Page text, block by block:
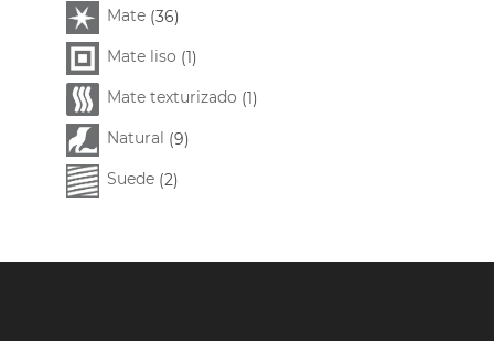
Mate (36)
Mate liso (1)
Mate texturizado (1)
Natural (9)
Suede (2)